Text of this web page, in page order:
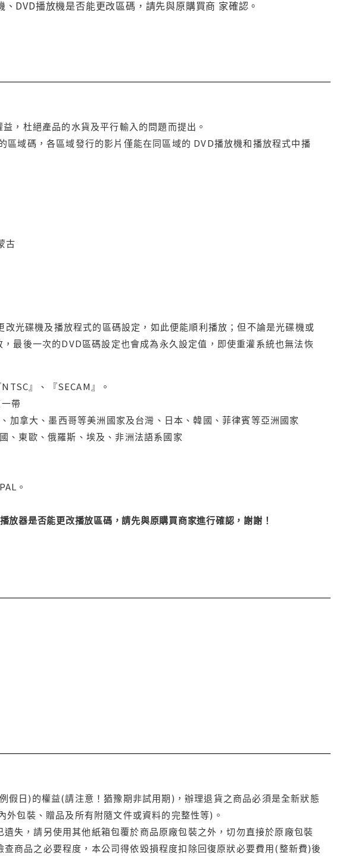
DVD播放機是否能更改區碼，請先與原購買商 家確認。
，杜絕產品的水貨及平行輸入的問題而提出。
域碼，各區域發行的影片僅能在同區域的 DVD播放機和播放程式中播
古
光碟機及播放程式的區碼設定，如此便能順利播放；但不論是光碟機或
最後一次的DVD區碼設定也會成為永久設定值，即使重灌系統也無法恢
』、『SECAM』。
帶
大、墨西哥等美洲國家及台灣、日本、韓國、菲律賓等亞洲國家
東歐、俄羅斯、埃及、非洲法語系國家
。
器是否能更改播放區碼，請先與原購買商家進行確認，謝謝！
日)的權益(請注意！猶豫期非試用期)，辦理退貨之商品必須是全新狀態
包裝、贈品及所有附隨文件或資料的完整性等)。
失，請另使用其他紙箱包覆於商品原廠包裝之外，切勿直接於原廠包裝
商品之必要程度，本公司得依毀損程度扣除回復原狀必要費用(整新費)後